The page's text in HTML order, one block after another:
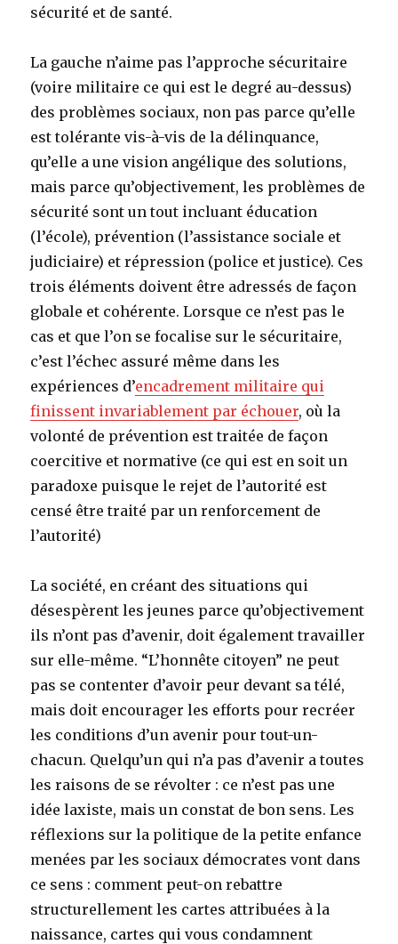
sécurité et de santé.
La gauche n’aime pas l’approche sécuritaire
(voire militaire ce qui est le degré au-dessus)
des problèmes sociaux, non pas parce qu’elle
est tolérante vis-à-vis de la délinquance,
qu’elle a une vision angélique des solutions,
mais parce qu’objectivement, les problèmes de
sécurité sont un tout incluant éducation
(l’école), prévention (l’assistance sociale et
judiciaire) et répression (police et justice). Ces
trois éléments doivent être adressés de façon
globale et cohérente. Lorsque ce n’est pas le
cas et que l’on se focalise sur le sécuritaire,
c’est l’échec assuré même dans les
expériences d’encadrement militaire qui
finissent invariablement par échouer, où la
volonté de prévention est traitée de façon
coercitive et normative (ce qui est en soit un
paradoxe puisque le rejet de l’autorité est
censé être traité par un renforcement de
l’autorité)
La société, en créant des situations qui
désespèrent les jeunes parce qu’objectivement
ils n’ont pas d’avenir, doit également travailler
sur elle-même. “L’honnête citoyen” ne peut
pas se contenter d’avoir peur devant sa télé,
mais doit encourager les efforts pour recréer
les conditions d’un avenir pour tout-un-
chacun. Quelqu’un qui n’a pas d’avenir a toutes
les raisons de se révolter : ce n’est pas une
idée laxiste, mais un constat de bon sens. Les
réflexions sur la politique de la petite enfance
menées par les sociaux démocrates vont dans
ce sens : comment peut-on rebattre
structurellement les cartes attribuées à la
naissance, cartes qui vous condamnent